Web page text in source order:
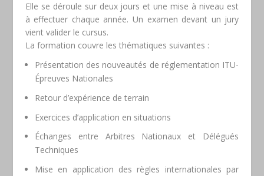
Elle se déroule sur deux jours et une mise à niveau est
à effectuer chaque année. Un examen devant un jury
vient valider le cursus.
La formation couvre les thématiques suivantes :
Présentation des nouveautés de réglementation ITU-
Épreuves Nationales
Retour d’expérience de terrain
Exercices d’application en situations
Échanges entre Arbitres Nationaux et Délégués
Techniques
Mise en application des règles internationales par